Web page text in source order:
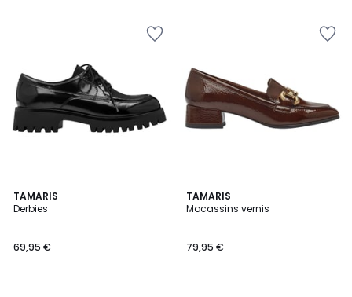
TAMARIS
Derbies
69,95 €
5
/
TAMARIS
Mocassins vernis
79,95 €
4,2
/ 5